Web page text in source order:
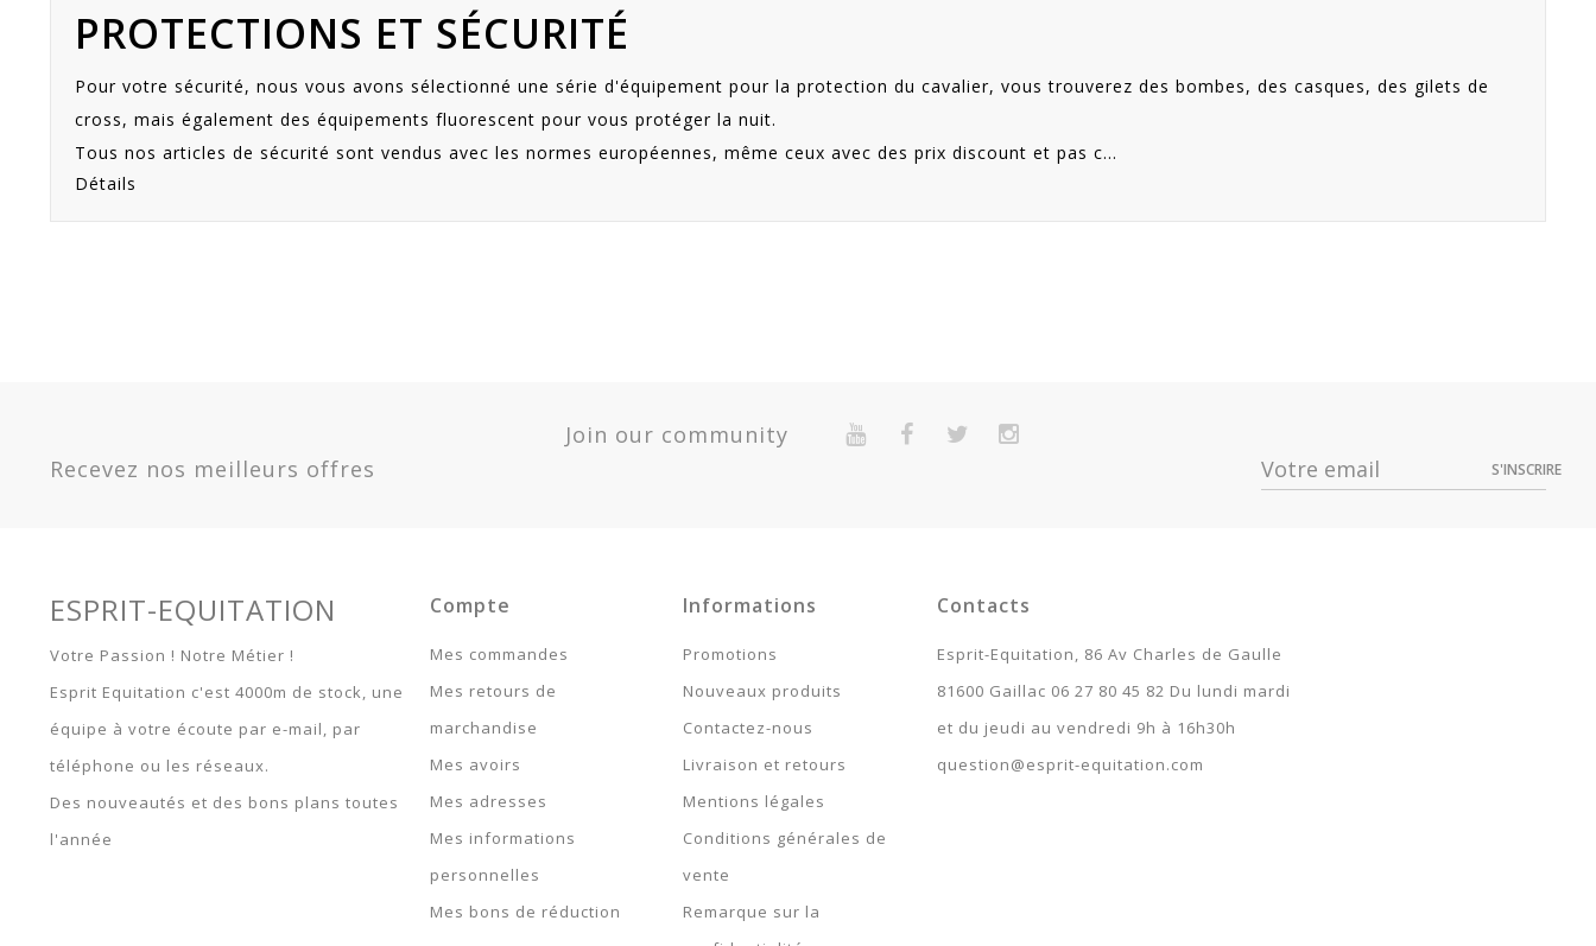
PROTECTIONS ET SÉCURITÉ
Pour votre sécurité, nous vous avons sélectionné une série d'équipement pour la protection du cavalier, vous trouverez des bombes, des casques, des gilets de
cross, mais également des équipements fluorescent pour vous protéger la nuit.
Tous nos articles de sécurité sont vendus avec les normes européennes, même ceux avec des prix discount et pas c...
Détails
Join our community
Recevez nos meilleurs offres
S'INSCRIRE
ESPRIT-EQUITATION
Votre Passion ! Notre Métier !
Esprit Equitation c'est 4000m de stock, une
équipe à votre écoute par e-mail, par
téléphone ou les réseaux.
Des nouveautés et des bons plans toutes
l'année
Compte
Mes commandes
Mes retours de
marchandise
Mes avoirs
Mes adresses
Mes informations
personnelles
Mes bons de réduction
Informations
Promotions
Nouveaux produits
Contactez-nous
Livraison et retours
Mentions légales
Conditions générales de
vente
Remarque sur la
Contacts
Esprit-Equitation, 86 Av Charles de Gaulle
81600 Gaillac 06 27 80 45 82 Du lundi mardi
et du jeudi au vendredi 9h à 16h30h
question@esprit-equitation.com